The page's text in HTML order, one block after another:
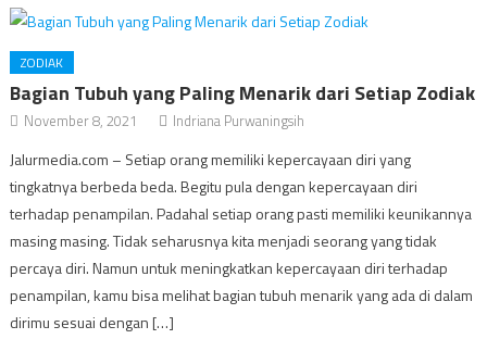
ZODIAK
Bagian Tubuh yang Paling Menarik dari Setiap Zodiak
November 8, 2021 Indriana Purwaningsih
Jalurmedia.com – Setiap orang memiliki kepercayaan diri yang
tingkatnya berbeda beda. Begitu pula dengan kepercayaan diri
terhadap penampilan. Padahal setiap orang pasti memiliki keunikannya
masing masing. Tidak seharusnya kita menjadi seorang yang tidak
percaya diri. Namun untuk meningkatkan kepercayaan diri terhadap
penampilan, kamu bisa melihat bagian tubuh menarik yang ada di dalam
dirimu sesuai dengan […]